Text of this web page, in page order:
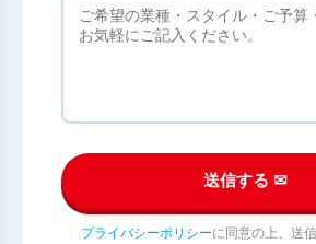
送信する ✉
プライバシーポリシーに同意の上、送